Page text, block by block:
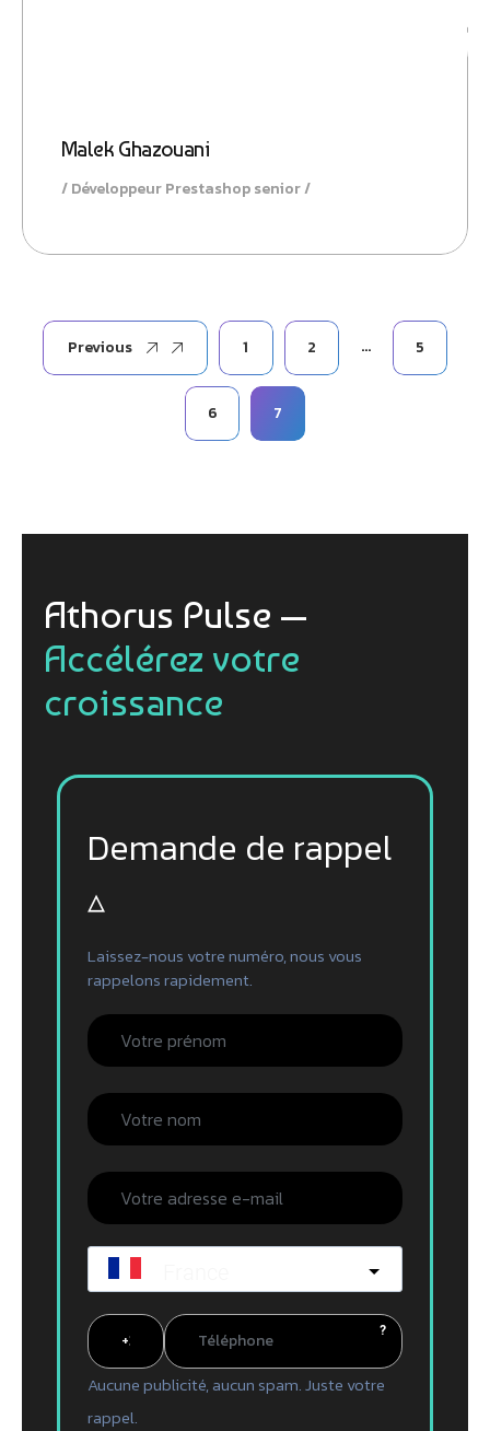
Malek Ghazouani
Développeur Prestashop senior
Previous 1 2 … 5
6 7
Athorus Pulse —
Accélérez votre
croissance
Demande de rappel
▵
Laissez-nous votre numéro, nous vous
rappelons rapidement.
?
Aucune publicité, aucun spam. Juste votre
rappel.